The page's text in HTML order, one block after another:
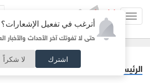
أترغب في تفعيل الإشعارات؟
حتى لا تفوتك آخر الأحداث والأخبار
اشترك لا شكراً
الرئيسية